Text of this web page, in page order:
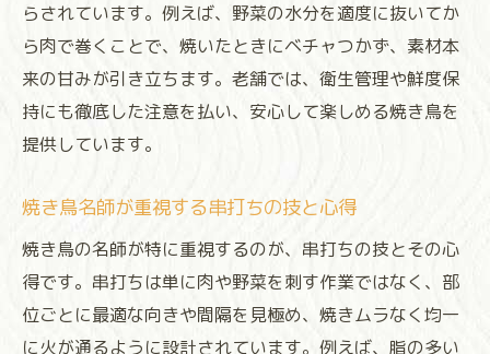
らされています。例えば、野菜の水分を適度に抜いてか
ら肉で巻くことで、焼いたときにベチャつかず、素材本
来の甘みが引き立ちます。老舗では、衛生管理や鮮度保
持にも徹底した注意を払い、安心して楽しめる焼き鳥を
提供しています。
焼き鳥名師が重視する串打ちの技と心得
焼き鳥の名師が特に重視するのが、串打ちの技とその心
得です。串打ちは単に肉や野菜を刺す作業ではなく、部
位ごとに最適な向きや間隔を見極め、焼きムラなく均一
に火が通るように設計されています。例えば、脂の多い